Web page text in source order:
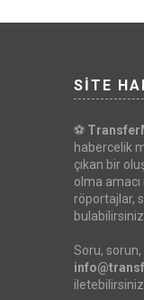
SİTE
⚽
habercelik
çıkan bir
olma
röportajlar,
bulabilirsiniz.
Soru,
iletebilirsiniz.